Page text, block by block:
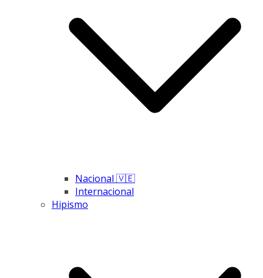
Nacional 🇻🇪
Internacional
Hipismo